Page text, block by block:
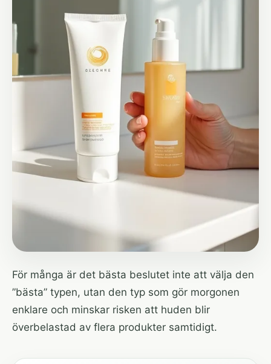
För många är det bästa beslutet inte att välja den
”bästa” typen, utan den typ som gör morgonen
enklare och minskar risken att huden blir
överbelastad av flera produkter samtidigt.